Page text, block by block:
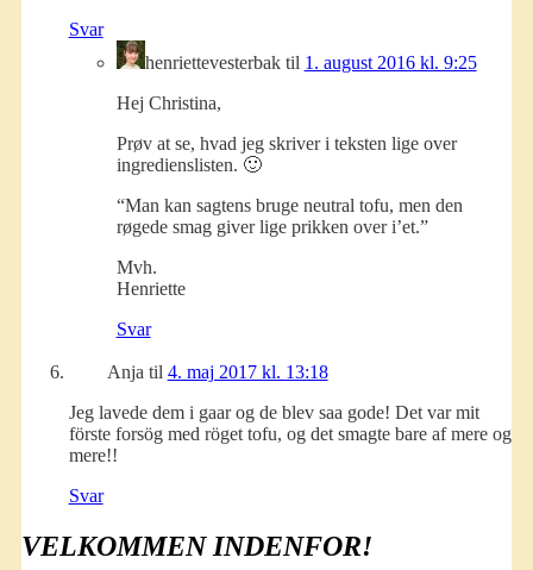
Svar
henriettevesterbaktil 1. august 2016 kl. 9:25
Hej Christina,
Prøv at se, hvad jeg skriver i teksten lige over
ingredienslisten. 🙂
“Man kan sagtens bruge neutral tofu, men den
røgede smag giver lige prikken over i’et.”
Mvh.
Henriette
Svar
Anja til 4. maj 2017 kl. 13:18
Jeg lavede dem i gaar og de blev saa gode! Det var mit
förste forsög med röget tofu, og det smagte bare af mere og
mere!!
Svar
VELKOMMEN INDENFOR!